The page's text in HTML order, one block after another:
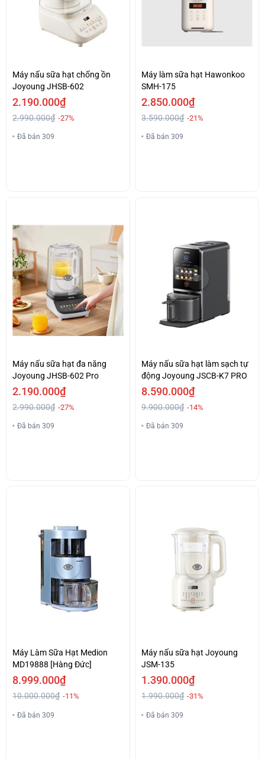
Máy nấu sữa hạt chống ồn
Joyoung JHSB-602
2.190.000₫
2.990.000₫ -27%
Đã bán 309
Máy làm sữa hạt Hawonkoo
SMH-175
2.850.000₫
3.590.000₫ -21%
Đã bán 309
Máy nấu sữa hạt đa năng
Joyoung JHSB-602 Pro
2.190.000₫
2.990.000₫ -27%
Đã bán 309
Máy nấu sữa hạt làm sạch tự
động Joyoung JSCB-K7 PRO
8.590.000₫
9.900.000₫ -14%
Đã bán 309
Máy Làm Sữa Hạt Medion
MD19888 [Hàng Đức]
8.999.000₫
10.000.000₫ -11%
Đã bán 309
Máy nấu sữa hạt Joyoung
JSM-135
1.390.000₫
1.990.000₫ -31%
Đã bán 309